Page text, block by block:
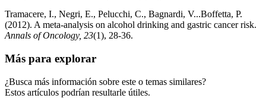
Tramacere, I., Negri, E., Pelucchi, C., Bagnardi, V...Boffetta, P.
(2012). A meta-analysis on alcohol drinking and gastric cancer risk.
Annals of Oncology, 23(1), 28-36.
Más para explorar
¿Busca más información sobre este o temas similares?
Estos artículos podrían resultarle útiles.